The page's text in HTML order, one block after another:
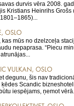
durvis vēra 2008.
Kristians Heinrihs Grošs
OSLO
kas mūs no dzelzceļa
nepaprasa. “Piecu
VULKAN, OSLO
degunu, šis nav
Scandic
iespējams, ņemot